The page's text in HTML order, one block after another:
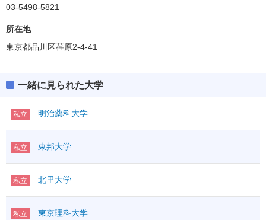
03-5498-5821
所在地
東京都品川区荏原2-4-41
一緒に見られた大学
私立 明治薬科大学
私立 東邦大学
私立 北里大学
私立 東京理科大学